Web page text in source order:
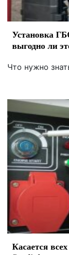
Установка
выгодно ли
Что нужно
Касается